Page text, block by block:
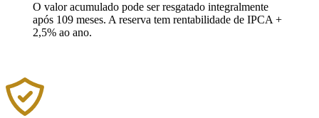
O valor acumulado pode ser resgatado integralmente
após 109 meses. A reserva tem rentabilidade de IPCA +
2,5% ao ano.